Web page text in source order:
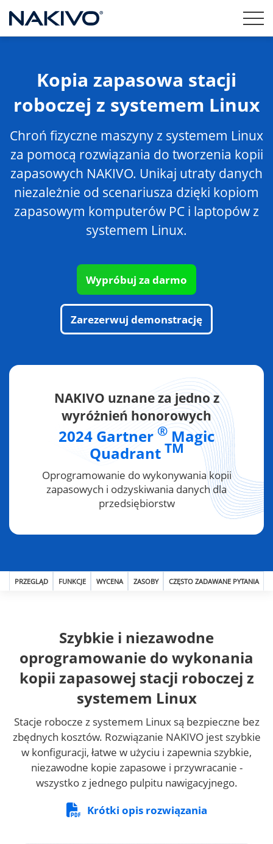
Kopia zapasowa stacji
roboczej z systemem Linux
Chroń fizyczne maszyny z systemem Linux
za pomocą rozwiązania do tworzenia kopii
zapasowych NAKIVO. Unikaj utraty danych
niezależnie od scenariusza dzięki kopiom
zapasowym komputerów PC i laptopów z
systemem Linux.
Wypróbuj za darmo
Zarezerwuj demonstrację
NAKIVO uznane za jedno z
wyróżnień honorowych
2024 Gartner ® Magic
Quadrant TM
Oprogramowanie do wykonywania kopii
zapasowych i odzyskiwania danych dla
przedsiębiorstw
PRZEGLĄD FUNKCJE WYCENA ZASOBY CZĘSTO ZADAWANE PYTANIA
Szybkie i niezawodne
oprogramowanie do wykonania
kopii zapasowej stacji roboczej z
systemem Linux
Stacje robocze z systemem Linux są bezpieczne bez
zbędnych kosztów. Rozwiązanie NAKIVO jest szybkie
w konfiguracji, łatwe w użyciu i zapewnia szybkie,
niezawodne kopie zapasowe i przywracanie -
wszystko z jednego pulpitu nawigacyjnego.
Krótki opis rozwiązania